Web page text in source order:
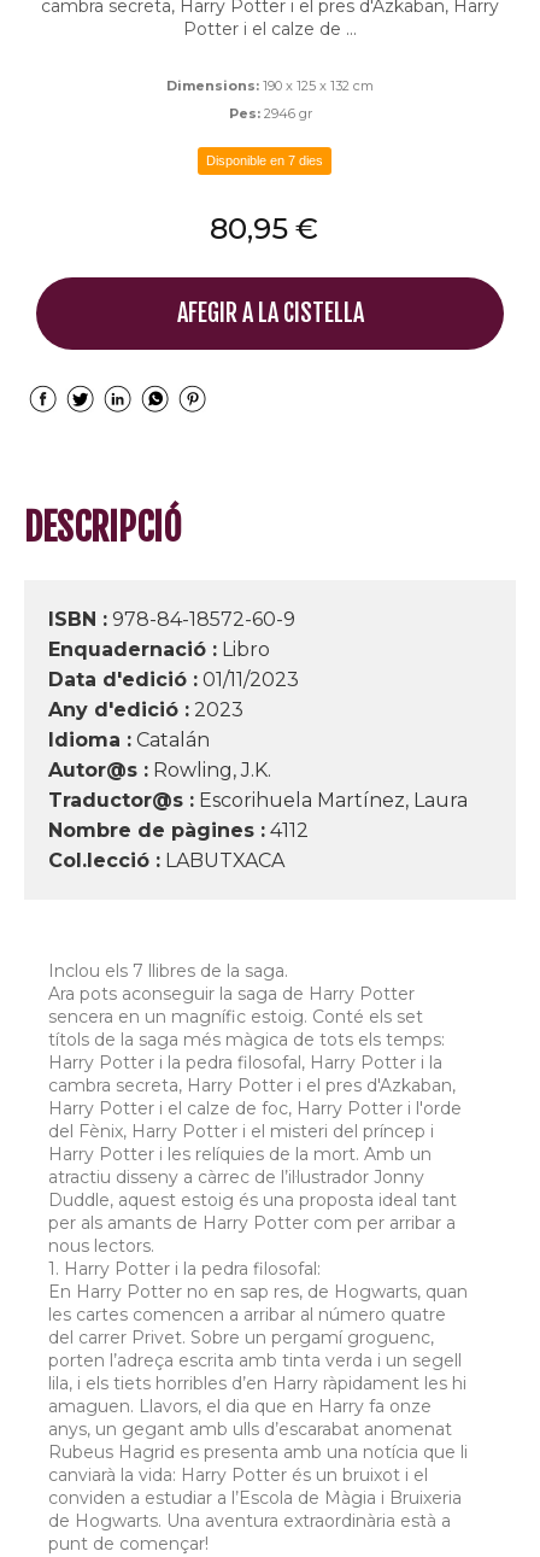
cambra secreta, Harry Potter i el pres d'Azkaban, Harry
Potter i el calze de ...
Dimensions: 190 x 125 x 132 cm
Pes: 2946 gr
Disponible en 7 dies
80,95 €
AFEGIR A LA CISTELLA
DESCRIPCIÓ
ISBN : 978-84-18572-60-9
Enquadernació : Libro
Data d'edició : 01/11/2023
Any d'edició : 2023
Idioma : Catalán
Autor@s : Rowling, J.K.
Traductor@s : Escorihuela Martínez, Laura
Nombre de pàgines : 4112
Col.lecció : LABUTXACA
Inclou els 7 llibres de la saga.
Ara pots aconseguir la saga de Harry Potter
sencera en un magnífic estoig. Conté els set
títols de la saga més màgica de tots els temps:
Harry Potter i la pedra filosofal, Harry Potter i la
cambra secreta, Harry Potter i el pres d'Azkaban,
Harry Potter i el calze de foc, Harry Potter i l'orde
del Fènix, Harry Potter i el misteri del príncep i
Harry Potter i les relíquies de la mort. Amb un
atractiu disseny a càrrec de l’il·lustrador Jonny
Duddle, aquest estoig és una proposta ideal tant
per als amants de Harry Potter com per arribar a
nous lectors.
1. Harry Potter i la pedra filosofal:
En Harry Potter no en sap res, de Hogwarts, quan
les cartes comencen a arribar al número quatre
del carrer Privet. Sobre un pergamí groguenc,
porten l’adreça escrita amb tinta verda i un segell
lila, i els tiets horribles d’en Harry ràpidament les hi
amaguen. Llavors, el dia que en Harry fa onze
anys, un gegant amb ulls d’escarabat anomenat
Rubeus Hagrid es presenta amb una notícia que li
canviarà la vida: Harry Potter és un bruixot i el
conviden a estudiar a l’Escola de Màgia i Bruixeria
de Hogwarts. Una aventura extraordinària està a
punt de començar!